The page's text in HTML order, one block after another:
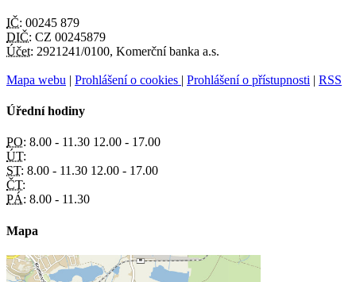
IČ: 00245 879
DIČ: CZ 00245879
Účet: 2921241/0100, Komerční banka a.s.
Mapa webu | Prohlášení o cookies | Prohlášení o přístupnosti | RSS
Úřední hodiny
PO: 8.00 - 11.30 12.00 - 17.00
ÚT:
ST: 8.00 - 11.30 12.00 - 17.00
ČT:
PÁ: 8.00 - 11.30
Mapa